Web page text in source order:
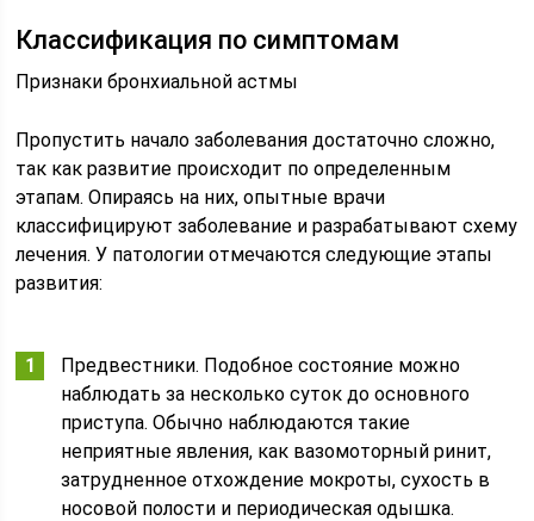
Классификация по симптомам
Признаки бронхиальной астмы
Пропустить начало заболевания достаточно сложно,
так как развитие происходит по определенным
этапам. Опираясь на них, опытные врачи
классифицируют заболевание и разрабатывают схему
лечения. У патологии отмечаются следующие этапы
развития:
Предвестники. Подобное состояние можно
наблюдать за несколько суток до основного
приступа. Обычно наблюдаются такие
неприятные явления, как вазомоторный ринит,
затрудненное отхождение мокроты, сухость в
носовой полости и периодическая одышка.